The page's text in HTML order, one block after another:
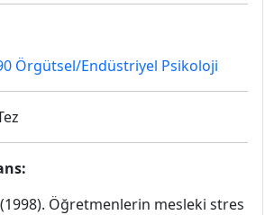
Örgütsel/Endüstriyel Psikoloji
Öğretmenlerin mesleki stres